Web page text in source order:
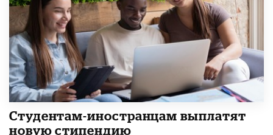
Студентам-иностранцам выплатят
новую стипендию